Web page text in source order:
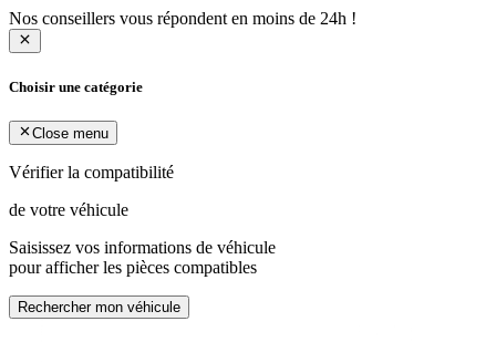
Nos conseillers vous répondent en moins de 24h !
Choisir une catégorie
Close menu
Vérifier la compatibilité
de votre véhicule
Saisissez vos informations de véhicule
pour afficher les pièces compatibles
Rechercher mon véhicule